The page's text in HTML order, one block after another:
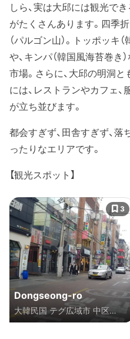
しら、実は大邱には観光で
がたくさんあります。四季
（パルゴン山）。トッポッキ
や、キンパ（韓国風海苔巻き
市場。さらに、大邱の明洞と
には、レストランやカフェ
が立ち並びます。
都会すぎず、田舎すぎず、
ったりなエリアです。
【観光スポット】
Dongseong-ro
大韓民国 テグ広域市 中区
Seongnae 1(il)-dong, トンソ
3